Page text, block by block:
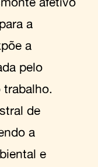
a
a
pelo
trabalho.
de
a
e